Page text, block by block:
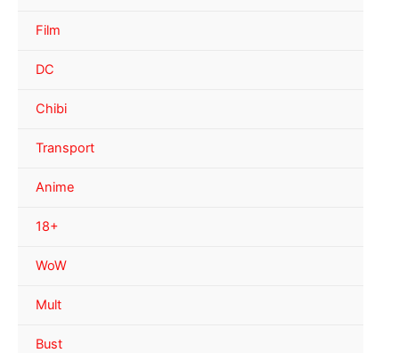
Film
DC
Chibi
Transport
Anime
18+
WoW
Mult
Bust